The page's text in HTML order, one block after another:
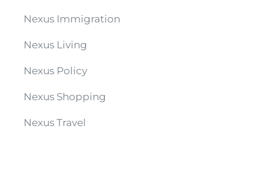
Nexus Immigration
Nexus Living
Nexus Policy
Nexus Shopping
Nexus Travel